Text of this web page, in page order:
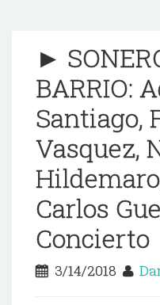
►
BARRIO:
Santiago,
Vasquez,
Carlos
Concierto
3/14/2018